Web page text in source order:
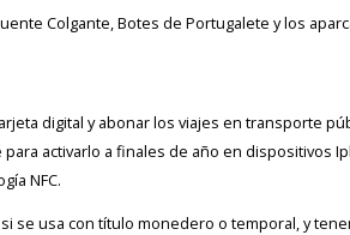
Colgante, Botes de Portugalete y los
digital y abonar los viajes en transporte
activarlo a finales de año en dispositivos
NFC.
usa con título monedero o temporal, y